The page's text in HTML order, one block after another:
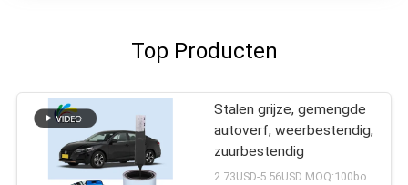
Top Producten
Stalen grijze, gemengde
autoverf, weerbestendig,
zuurbestendig
2.73USD-5.56USD MOQ:100boxen